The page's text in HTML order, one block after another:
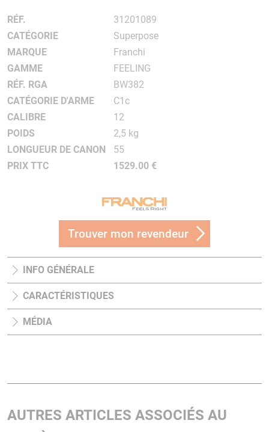
RÉF.
31201089
CATÉGORIE
Superpose
MARQUE
Franchi
GAMME
FEELING
RÉF. RGA
BW382
CATÉGORIE D'ARME
C1c
CALIBRE
12
POIDS
2,5 kg
LONGUEUR DE CANON
55
PRIX TTC
1529.00 €
Trouver mon revendeur
INFO GÉNÉRALE
CARACTÉRISTIQUES
MÉDIA
AUTRES ARTICLES ASSOCIÉS AU